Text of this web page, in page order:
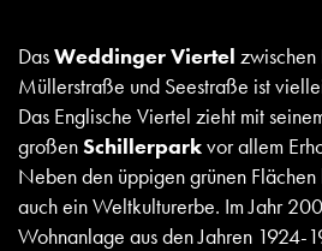
DasWeddinger Viertel zwischen
Müllerstraße und Seestraße ist
Das Englische Viertel zieht mit
großenSchillerparkvor allem
Neben den üppigen grünen
auch ein Weltkulturerbe. Im Jahr
Wohnanlage aus den Jahren 1924-